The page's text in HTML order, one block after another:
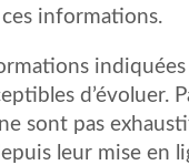
informations.
d’évoluer.
ne sont pas
leur mise en